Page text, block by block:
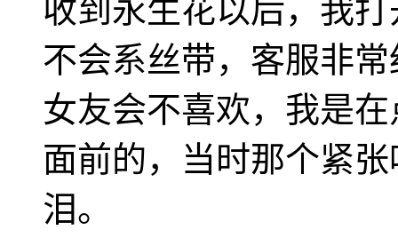
收到永生花以后，我
不会系丝带，客服非
女友会不喜欢，我是
面前的，当时那个紧
泪。